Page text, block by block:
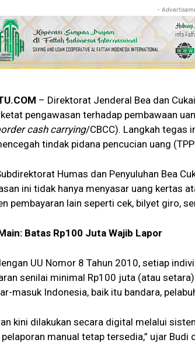
-
– Direktorat Jenderal Bea dan
pengawasan terhadap pembawaan
cash carrying/CBCC). Langkah tegas
tindak pidana pencucian uang
Humas dan Penyuluhan Bea
ini tidak hanya menyasar uang kertas
pembayaran lain seperti cek, bilyet giro,
Batas Rp100 Juta Wajib Lapor
UU Nomor 8 Tahun 2010, setiap
senilai minimal Rp100 juta (atau
masuk Indonesia, baik itu bandara,
kini dilakukan secara digital melalui
pelaporan manual tetap tersedia,” ujar Budi